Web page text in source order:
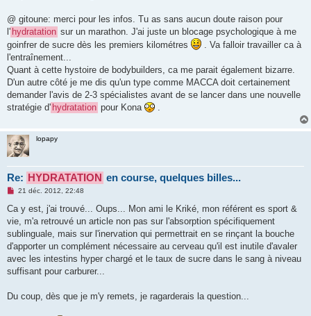
o
n
l
u
@ gitoune: merci pour les infos. Tu as sans aucun doute raison pour
l' hydratation sur un marathon. J'ai juste un blocage psychologique à me
goinfrer de sucre dès les premiers kilométres
. Va falloir travailler ca à
l'entraînement...
Quant à cette hystoire de bodybuilders, ca me parait également bizarre.
D'un autre côté je me dis qu'un type comme MACCA doit certainement
demander l'avis de 2-3 spécialistes avant de se lancer dans une nouvelle
stratégie d' hydratation pour Kona
lopapy
Re: HYDRATATION en course, quelques billes...
M
s
a
g
n
o
l
21 déc. 2012, 22:48
Ca y est, j'ai trouvé... Oups... Mon ami le Kriké, mon référent es sport &
vie, m'a retrouvé un article non pas sur l'absorption spécifiquement
sublinguale, mais sur l'inervation qui permettrait en se rinçant la bouche
d'apporter un complément nécessaire au cerveau qu'il est inutile d'avaler
avec les intestins hyper chargé et le taux de sucre dans le sang à niveau
suffisant pour carburer...
Du coup, dès que je m'y remets, je ragarderais la question...